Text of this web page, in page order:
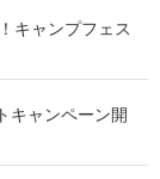
キャンプフェス
キャンペーン開